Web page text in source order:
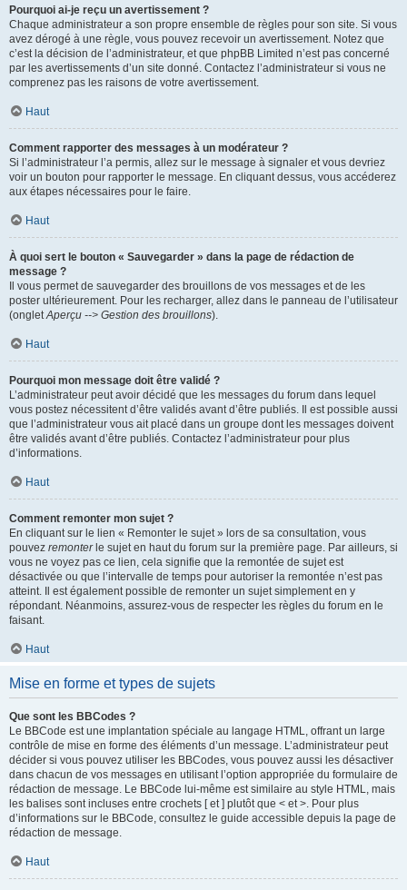
Pourquoi ai-je reçu un avertissement ?
Chaque administrateur a son propre ensemble de règles pour son site. Si vous
avez dérogé à une règle, vous pouvez recevoir un avertissement. Notez que
c’est la décision de l’administrateur, et que phpBB Limited n’est pas concerné
par les avertissements d’un site donné. Contactez l’administrateur si vous ne
comprenez pas les raisons de votre avertissement.
Haut
Comment rapporter des messages à un modérateur ?
Si l’administrateur l’a permis, allez sur le message à signaler et vous devriez
voir un bouton pour rapporter le message. En cliquant dessus, vous accéderez
aux étapes nécessaires pour le faire.
Haut
À quoi sert le bouton « Sauvegarder » dans la page de rédaction de
message ?
Il vous permet de sauvegarder des brouillons de vos messages et de les
poster ultérieurement. Pour les recharger, allez dans le panneau de l’utilisateur
(ongletAperçu --> Gestion des brouillons).
Haut
Pourquoi mon message doit être validé ?
L’administrateur peut avoir décidé que les messages du forum dans lequel
vous postez nécessitent d’être validés avant d’être publiés. Il est possible aussi
que l’administrateur vous ait placé dans un groupe dont les messages doivent
être validés avant d’être publiés. Contactez l’administrateur pour plus
d’informations.
Haut
Comment remonter mon sujet ?
En cliquant sur le lien « Remonter le sujet » lors de sa consultation, vous
pouvez remonterle sujet en haut du forum sur la première page. Par ailleurs, si
vous ne voyez pas ce lien, cela signifie que la remontée de sujet est
désactivée ou que l’intervalle de temps pour autoriser la remontée n’est pas
atteint. Il est également possible de remonter un sujet simplement en y
répondant. Néanmoins, assurez-vous de respecter les règles du forum en le
faisant.
Haut
Mise en forme et types de sujets
Que sont les BBCodes ?
Le BBCode est une implantation spéciale au langage HTML, offrant un large
contrôle de mise en forme des éléments d’un message. L’administrateur peut
décider si vous pouvez utiliser les BBCodes, vous pouvez aussi les désactiver
dans chacun de vos messages en utilisant l’option appropriée du formulaire de
rédaction de message. Le BBCode lui-même est similaire au style HTML, mais
les balises sont incluses entre crochets [ et ] plutôt que < et >. Pour plus
d’informations sur le BBCode, consultez le guide accessible depuis la page de
rédaction de message.
Haut